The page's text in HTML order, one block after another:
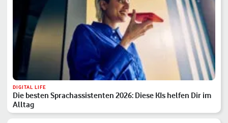
DIGITAL LIFE
Die besten Sprachassistenten 2026: Diese KIs helfen Dir im
Alltag